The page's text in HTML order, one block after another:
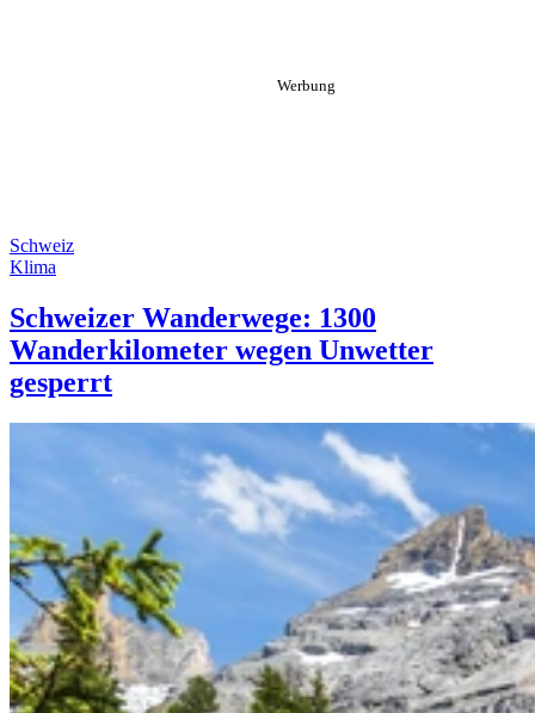
Schweiz
Klima
Schweizer Wanderwege: 1300
Wanderkilometer wegen Unwetter
gesperrt